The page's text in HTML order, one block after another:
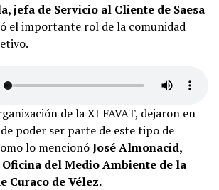
jefa de Servicio al Cliente de Saesa
el importante rol de la comunidad
de la XI FAVAT, dejaron en
poder ser parte de este tipo de
lo mencionóJosé Almonacid,
del Medio Ambiente de la
Curaco de Vélez.